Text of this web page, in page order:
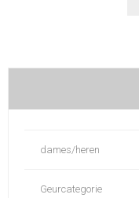
dames/heren
Geurcategorie